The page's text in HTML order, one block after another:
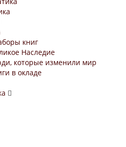
книг
Наследие
которые изменили мир
в окладе